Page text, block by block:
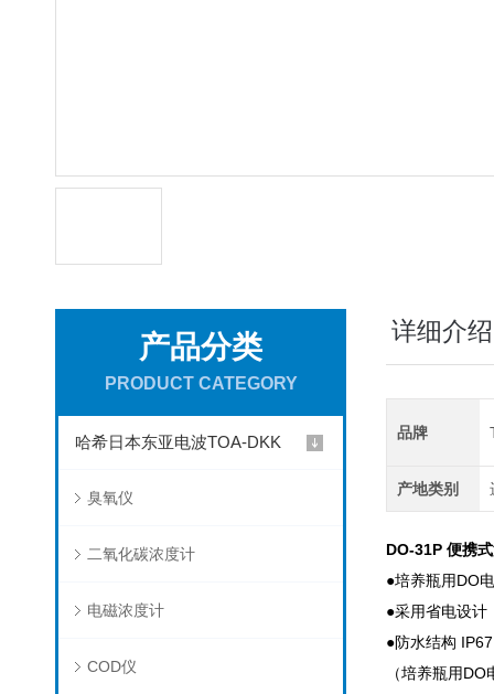
产品分类
PRODUCT CATEGORY
哈希日本东亚电波TOA-DKK
臭氧仪
二氧化碳浓度计
电磁浓度计
COD仪
详细介绍
品牌
产地类别
DO-31P 便携
●培养瓶用DO
●采用省电设计
●防水结构
（培养瓶用